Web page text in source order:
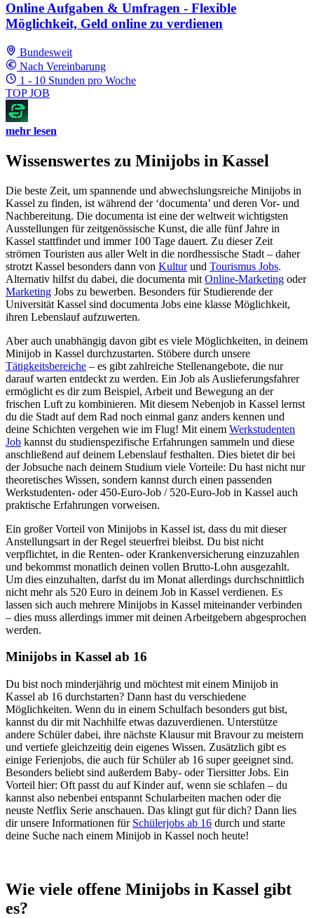
Online Aufgaben & Umfragen - Flexible
Möglichkeit, Geld online zu verdienen
Bundesweit
Nach Vereinbarung
1 - 10 Stunden pro Woche
TOP JOB
mehr lesen
Wissenswertes zu Minijobs in Kassel
Die beste Zeit, um spannende und abwechslungsreiche Minijobs in
Kassel zu finden, ist während der ‘documenta’ und deren Vor- und
Nachbereitung. Die documenta ist eine der weltweit wichtigsten
Ausstellungen für zeitgenössische Kunst, die alle fünf Jahre in
Kassel stattfindet und immer 100 Tage dauert. Zu dieser Zeit
strömen Touristen aus aller Welt in die nordhessische Stadt – daher
strotzt Kassel besonders dann von Kulturund Tourismus Jobs.
Alternativ hilfst du dabei, die documenta mit Online-Marketing oder
Marketing Jobs zu bewerben. Besonders für Studierende der
Universität Kassel sind documenta Jobs eine klasse Möglichkeit,
ihren Lebenslauf aufzuwerten.
Aber auch unabhängig davon gibt es viele Möglichkeiten, in deinem
Minijob in Kassel durchzustarten. Stöbere durch unsere
Tätigkeitsbereiche – es gibt zahlreiche Stellenangebote, die nur
darauf warten entdeckt zu werden. Ein Job als Auslieferungsfahrer
ermöglicht es dir zum Beispiel, Arbeit und Bewegung an der
frischen Luft zu kombinieren. Mit diesem Nebenjob in Kassel lernst
du die Stadt auf dem Rad noch einmal ganz anders kennen und
deine Schichten vergehen wie im Flug! Mit einem Werkstudenten
Job kannst du studienspezifische Erfahrungen sammeln und diese
anschließend auf deinem Lebenslauf festhalten. Dies bietet dir bei
der Jobsuche nach deinem Studium viele Vorteile: Du hast nicht nur
theoretisches Wissen, sondern kannst durch einen passenden
Werkstudenten- oder 450-Euro-Job / 520-Euro-Job in Kassel auch
praktische Erfahrungen vorweisen.
Ein großer Vorteil von Minijobs in Kassel ist, dass du mit dieser
Anstellungsart in der Regel steuerfrei bleibst. Du bist nicht
verpflichtet, in die Renten- oder Krankenversicherung einzuzahlen
und bekommst monatlich deinen vollen Brutto-Lohn ausgezahlt.
Um dies einzuhalten, darfst du im Monat allerdings durchschnittlich
nicht mehr als 520 Euro in deinem Job in Kassel verdienen. Es
lassen sich auch mehrere Minijobs in Kassel miteinander verbinden
– dies muss allerdings immer mit deinen Arbeitgebern abgesprochen
werden.
Minijobs in Kassel ab 16
Du bist noch minderjährig und möchtest mit einem Minijob in
Kassel ab 16 durchstarten? Dann hast du verschiedene
Möglichkeiten. Wenn du in einem Schulfach besonders gut bist,
kannst du dir mit Nachhilfe etwas dazuverdienen. Unterstütze
andere Schüler dabei, ihre nächste Klausur mit Bravour zu meistern
und vertiefe gleichzeitig dein eigenes Wissen. Zusätzlich gibt es
einige Ferienjobs, die auch für Schüler ab 16 super geeignet sind.
Besonders beliebt sind außerdem Baby- oder Tiersitter Jobs. Ein
Vorteil hier: Oft passt du auf Kinder auf, wenn sie schlafen – du
kannst also nebenbei entspannt Schularbeiten machen oder die
neuste Netflix Serie anschauen. Das klingt gut für dich? Dann lies
dir unsere Informationen für Schülerjobs ab 16 durch und starte
deine Suche nach einem Minijob in Kassel noch heute!
Wie viele offene Minijobs in Kassel gibt
es?